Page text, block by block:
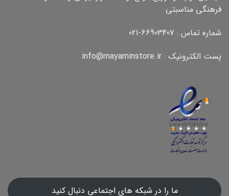
فرهنگی مناسبتی
شماره تماس : 66903407-021
پست الکترونیک : info@mayaminstore.ir
ما را در شبکه های اجتماعی دنبال کنید